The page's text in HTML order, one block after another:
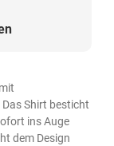
Shirt besticht
ins Auge
dem Design